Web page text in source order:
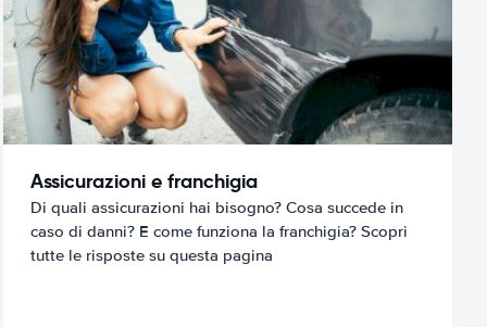
Assicurazioni e franchigia
Di quali assicurazioni hai bisogno? Cosa succede in
caso di danni? E come funziona la franchigia? Scopri
tutte le risposte su questa pagina